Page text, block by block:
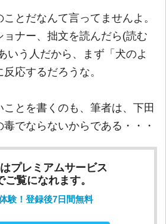
とだなんて言ってませんよ。
ョナー、拙文を読んだら(読む
いう人だから、まず「犬のよ
応するだろうな。
とを書くのも、筆者は、下田
でならないからである・・・
プレミアムサービス
ご覧になれます。
験！登録後7日間無料